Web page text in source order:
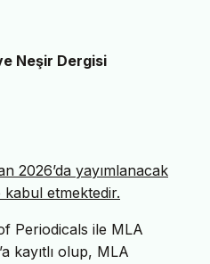
Neşir Dergisi
2026’da yayımlanacak
kabul etmektedir.
Periodicals ile MLA
kayıtlı olup, MLA